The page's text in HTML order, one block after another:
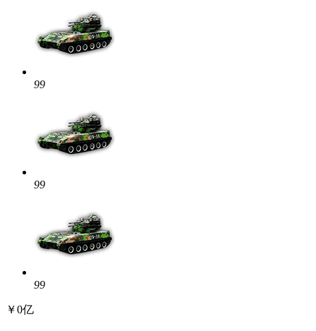
99
99
99
￥0亿